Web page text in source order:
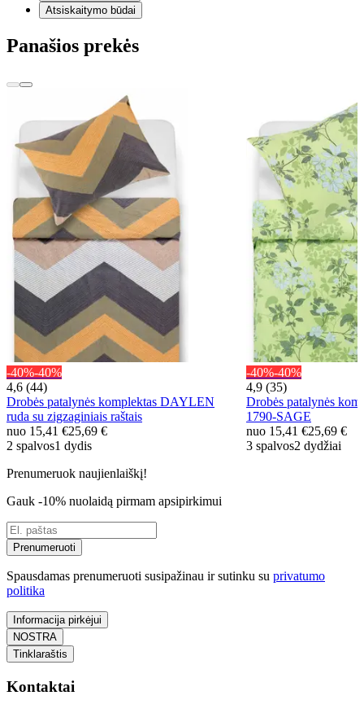
Atsiskaitymo būdai
Panašios prekės
-40%-40%
4,6 (44)
Drobės patalynės komplektas DAYLEN
ruda su zigzaginiais raštais
nuo 15,41 €25,69 €
2 spalvos1 dydis
-40%-40%
4,9 (35)
Drobės patalynės
1790-SAGE
nuo 15,41 €25,69 €
3 spalvos2 dydžiai
Prenumeruok naujienlaiškį!
Gauk -10% nuolaidą pirmam apsipirkimui
Prenumeruoti
Spausdamas prenumeruoti susipažinau ir sutinku su privatumo
politika
Informacija pirkėjui
NOSTRA
Tinklaraštis
Kontaktai